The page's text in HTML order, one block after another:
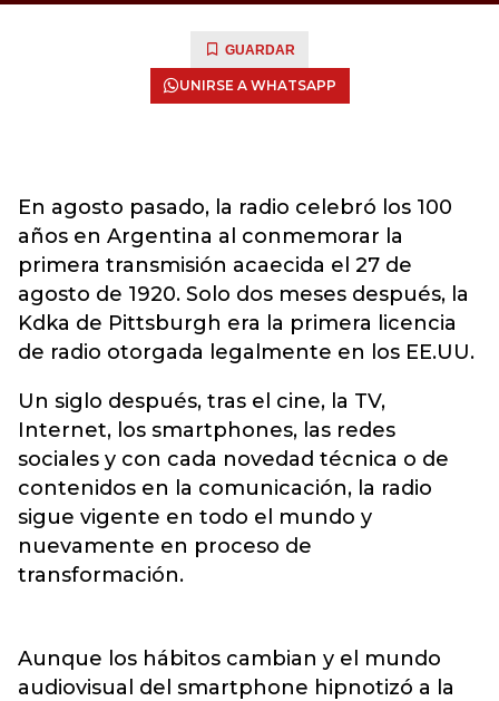
GUARDAR
UNIRSE A WHATSAPP
En agosto pasado, la radio celebró los 100
años en Argentina al conmemorar la
primera transmisión acaecida el 27 de
agosto de 1920. Solo dos meses después, la
Kdka de Pittsburgh era la primera licencia
de radio otorgada legalmente en los EE.UU.
Un siglo después, tras el cine, la TV,
Internet, los smartphones, las redes
sociales y con cada novedad técnica o de
contenidos en la comunicación, la radio
sigue vigente en todo el mundo y
nuevamente en proceso de
transformación.
Aunque los hábitos cambian y el mundo
audiovisual del smartphone hipnotizó a la